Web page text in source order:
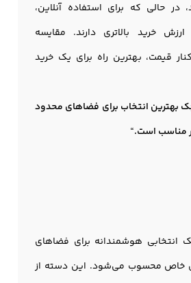
در حالی که برای استفاده آنلاین،
خرید بالاتری دارند. مقایسه
قیمت، بهترین راه برای یک خرید
بهترین انتخاب برای فضاهای محدود
مناسب است.“
انتخابی هوشمندانه برای فضاهای
خاص محسوب می‌شود. این دسته از